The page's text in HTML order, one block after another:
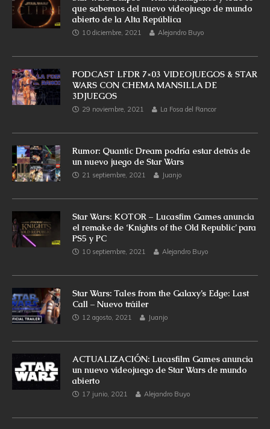
que sabemos del nuevo videojuego de mundo
abierto de la Alta República
10 diciembre, 2021 Alejandro Buyo
PODCAST LFDR 7×03 VIDEOJUEGOS & STAR
WARS CON CHEMA MANSILLA DE
3DJUEGOS
29 noviembre, 2021 La Fosa del Rancor
Rumor: Quantic Dream podría estar detrás de
un nuevo juego de Star Wars
21 septiembre, 2021 Juanjo
Star Wars: KOTOR – Lucasfim Games anuncia
el remake de ‘Knights of the Old Republic’ para
PS5 y PC
10 septiembre, 2021 Alejandro Buyo
Star Wars: Tales from the Galaxy’s Edge: Last
Call – Nuevo tráiler
12 agosto, 2021 Juanjo
ACTUALIZACIÓN: Lucasfilm Games anuncia
un nuevo videojuego de Star Wars de mundo
abierto
17 junio, 2021 Alejandro Buyo